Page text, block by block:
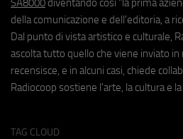
SA8000 diventando così "la prima
della comunicazione e dell'editoria, a
Dal punto di vista artistico e culturale,
ascolta tutto quello che viene inviato in
recensisce, e in alcuni casi, chiede
Radiocoop sostiene l'arte, la cultura e
TAG CLOUD